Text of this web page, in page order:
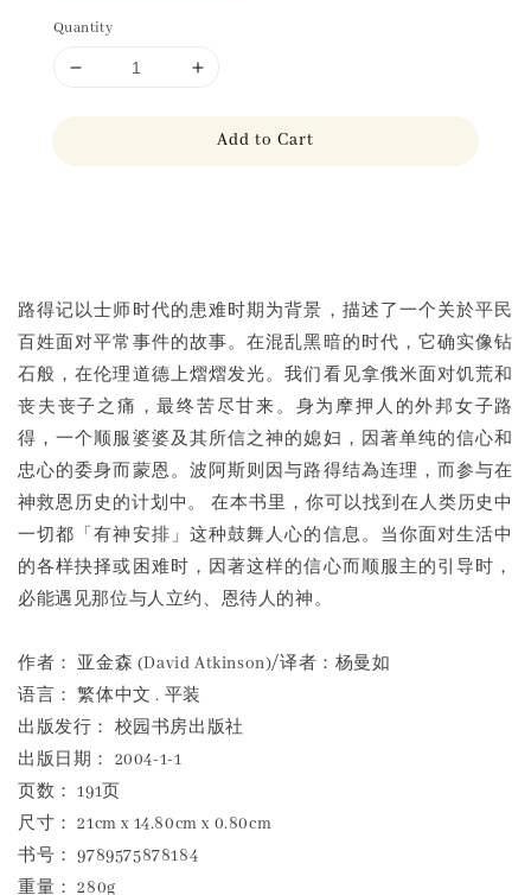
Quantity
Add to Cart
路得记以士师时代的患难时期为背景，描述了一个关於平民
百姓面对平常事件的故事。在混乱黑暗的时代，它确实像钻
石般，在伦理道德上熠熠发光。我们看见拿俄米面对饥荒和
丧夫丧子之痛，最终苦尽甘来。身为摩押人的外邦女子路
得，一个顺服婆婆及其所信之神的媳妇，因著单纯的信心和
忠心的委身而蒙恩。波阿斯则因与路得结為连理，而参与在
神救恩历史的计划中。 在本书里，你可以找到在人类历史中
一切都「有神安排」这种鼓舞人心的信息。当你面对生活中
的各样抉择或困难时，因著这样的信心而顺服主的引导时，
必能遇见那位与人立约、恩待人的神。
作者： 亚金森 (David Atkinson)/译者：杨曼如
语言： 繁体中文 . 平装
出版发行： 校园书房出版社
出版日期： 2004-1-1
页数： 191页
尺寸： 21cm x 14.80cm x 0.80cm
书号： 9789575878184
重量： 280g